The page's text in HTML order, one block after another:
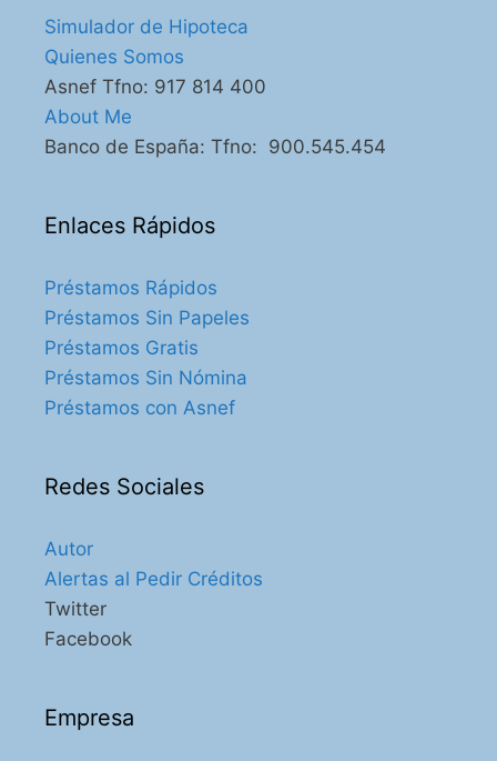
Simulador de Hipoteca
Quienes Somos
Asnef Tfno: 917 814 400
About Me
Banco de España: Tfno: 900.545.454
Enlaces Rápidos
Préstamos Rápidos
Préstamos Sin Papeles
Préstamos Gratis
Préstamos Sin Nómina
Préstamos con Asnef
Redes Sociales
Autor
Alertas al Pedir Créditos
Twitter
Facebook
Empresa